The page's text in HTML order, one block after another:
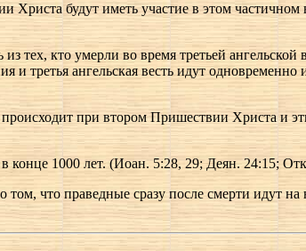
будут иметь участие в этом частичном
тех, кто умерли во время третьей
и третья ангельская весть идут
при втором Пришествии Христа и
конце 1000 лет. (Иоан. 5:28, 29; Деян. 24:15;
что праведные сразу после смерти идут на